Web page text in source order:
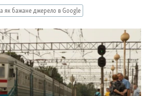
як бажане джерело в Google